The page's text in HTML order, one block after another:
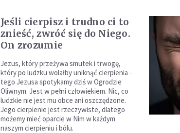
Jeśli cierpisz i trudno ci to
znieść, zwróć się do Niego.
On zrozumie
Jezus, który przeżywa smutek i trwogę,
który po ludzku wolałby uniknąć cierpienia -
tego Jezusa spotykamy dziś w Ogrodzie
Oliwnym. Jest w pełni człowiekiem. Nic, co
ludzkie nie jest mu obce ani oszczędzone.
Jego cierpienie jest rzeczywiste, dlatego
możemy mieć oparcie w Nim w każdym
naszym cierpieniu i bólu.